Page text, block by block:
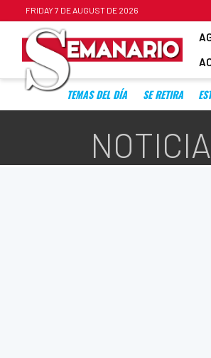
FRIDAY 7 DE AUGUST DE 2026
TEMAS DEL DÍA SE RETIRA